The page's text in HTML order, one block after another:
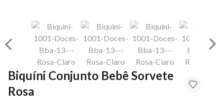
Biquíni Conjunto Bebê Sorvete
Rosa